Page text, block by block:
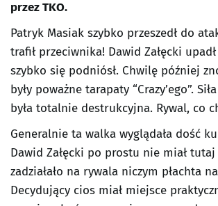
przez TKO.
Patryk Masiak szybko przeszedł do
trafił przeciwnika! Dawid Załęcki
szybko się podniósł. Chwilę później
były poważne tarapaty “Crazy’ego”.
była totalnie destrukcyjna. Rywal, co
Generalnie ta walka wyglądała dość
Dawid Załęcki po prostu nie miał tutaj
zadziałało na rywala niczym płachta
Decydujący cios miał miejsce